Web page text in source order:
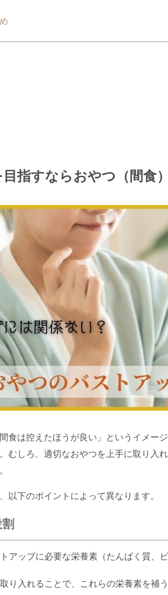
指すならおやつ（間食
食は控えたほうが良い」というイメー
むしろ、適切なおやつを上手に取り入
以下のポイントによって異なります。
アップに必要な栄養素（たんぱく質、
り入れることで、これらの栄養素を補